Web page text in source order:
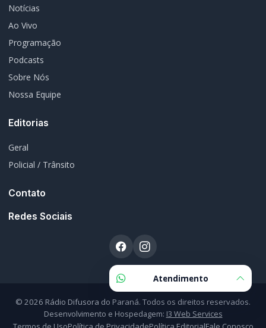
Podcasts
Sobre Nós
Nossa Equipe
Editorias
Geral
Policial / Trânsito
Contato
Redes Sociais
© 2026 Rádio Difusora do Paraná. Todos os direitos reservados.
Desenvolvimento e Hospedagem:I3 Web Services
Política de Privacidade Política EditorialFale Conosco
Atendimento